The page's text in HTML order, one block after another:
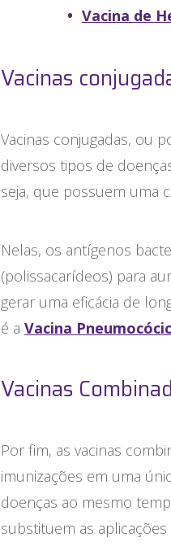
Vacina de
Vacinas
Vacinas conjugadas, ou
diversos tipos de
seja, que possuem uma
Nelas, os antígenos
(polissacarídeos) para
gerar uma eficácia de
é a Vacina
Vacinas
Por fim, as vacinas
imunizações em uma
doenças ao mesmo
substituem as aplicações